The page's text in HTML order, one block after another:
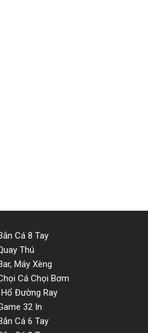
Cá 8 Tay
Thú
Máy Xèng
Cá Chọi Bơm
Đường Ray
32 In
Cá 6 Tay